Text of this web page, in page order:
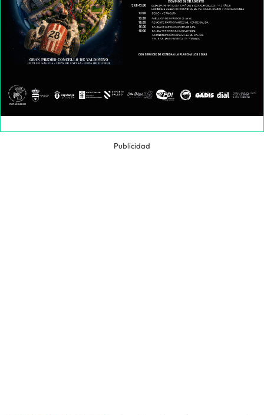
Publicidad